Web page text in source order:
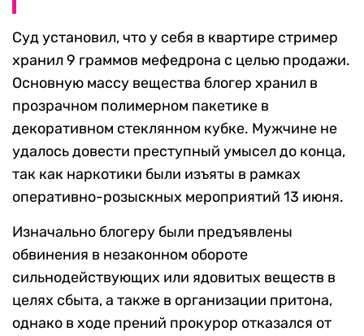
Суд установил, что у себя в квартире стример
хранил 9 граммов мефедрона с целью продажи.
Основную массу вещества блогер хранил в
прозрачном полимерном пакетике в
декоративном стеклянном кубке. Мужчине не
удалось довести преступный умысел до конца,
так как наркотики были изъяты в рамках
оперативно-розыскных мероприятий 13 июня.
Изначально блогеру были предъявлены
обвинения в незаконном обороте
сильнодействующих или ядовитых веществ в
целях сбыта, а также в организации притона,
однако в ходе прений прокурор отказался от